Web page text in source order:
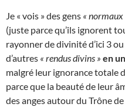
Je « vois » des gens « normaux
(juste parce qu’ils ignorent
rayonner de divinité d’ici 3
d’autres « rendus divins » en
malgré leur ignorance totale
parce que la beauté de leur
des anges autour du Trône de